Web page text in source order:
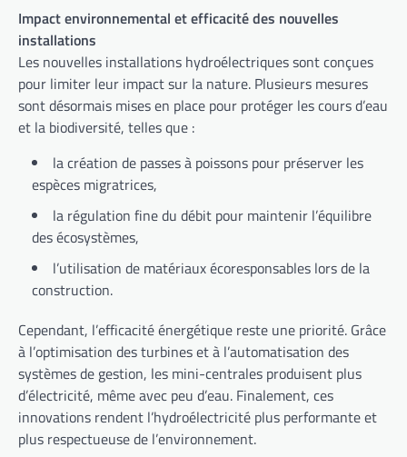
Impact environnemental et efficacité des nouvelles
installations
Les nouvelles installations hydroélectriques sont conçues
pour limiter leur impact sur la nature. Plusieurs mesures
sont désormais mises en place pour protéger les cours d’eau
et la biodiversité, telles que :
la création de passes à poissons pour préserver les
espèces migratrices,
la régulation fine du débit pour maintenir l’équilibre
des écosystèmes,
l’utilisation de matériaux écoresponsables lors de la
construction.
Cependant, l’efficacité énergétique reste une priorité. Grâce
à l’optimisation des turbines et à l’automatisation des
systèmes de gestion, les mini-centrales produisent plus
d’électricité, même avec peu d’eau. Finalement, ces
innovations rendent l’hydroélectricité plus performante et
plus respectueuse de l’environnement.